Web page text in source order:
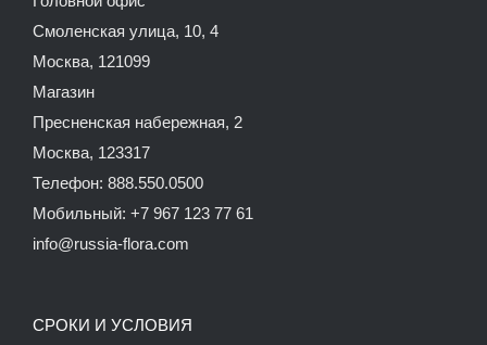
Смоленская улица, 10, 4
Москва, 121099
Магазин
Пресненская набережная, 2
Москва, 123317
Телефон: 888.550.0500
Мобильный: +7 967 123 77 61
info@russia-flora.com
СРОКИ И УСЛОВИЯ